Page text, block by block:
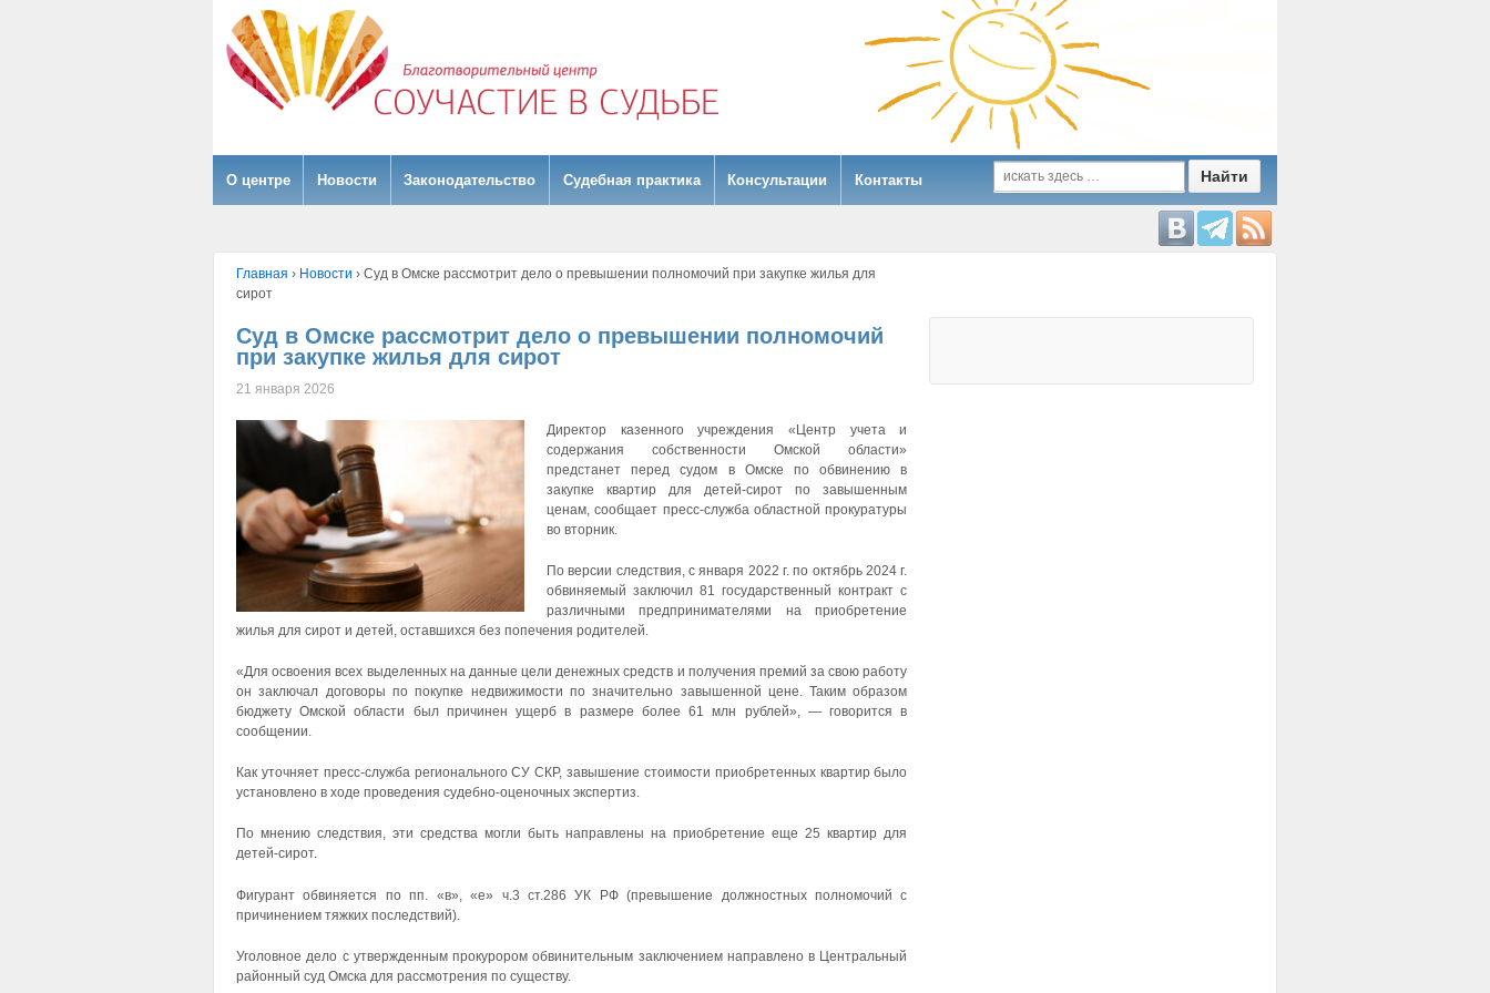
О центре Hовости Законодательство Судебная практика Консультации Контакты
Главная › Hовости › Суд в Омске рассмотрит дело о превышении полномочий при закупке жилья для
сирот
Суд в Омске рассмотрит дело о превышении полномочий
при закупке жилья для сирот
21 января 2026
Директор казенного учреждения «Центр учета и
содержания собственности Омской области»
предстанет перед судом в Омске по обвинению в
закупке квартир для детей-сирот по завышенным
ценам, сообщает пресс-служба областной прокуратуры
во вторник.
По версии следствия, с января 2022 г. по октябрь 2024 г.
обвиняемый заключил 81 государственный контракт с
различными предпринимателями на приобретение
жилья для сирот и детей, оставшихся без попечения родителей.
«Для освоения всех выделенных на данные цели денежных средств и получения премий за свою работу
он заключал договоры по покупке недвижимости по значительно завышенной цене. Таким образом
бюджету Омской области был причинен ущерб в размере более 61 млн рублей», — говорится в
сообщении.
Как уточняет пресс-служба регионального СУ СКР, завышение стоимости приобретенных квартир было
установлено в ходе проведения судебно-оценочных экспертиз.
По мнению следствия, эти средства могли быть направлены на приобретение еще 25 квартир для
детей-сирот.
Фигурант обвиняется по пп. «в», «е» ч.3 ст.286 УК РФ (превышение должностных полномочий с
причинением тяжких последствий).
Уголовное дело с утвержденным прокурором обвинительным заключением направлено в Центральный
районный суд Омска для рассмотрения по существу.